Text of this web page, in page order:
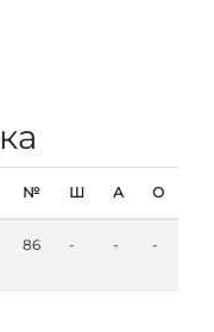
№ Ш А О
86 - - -